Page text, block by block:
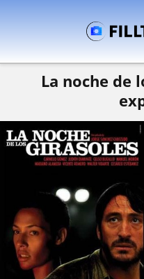
La noche de